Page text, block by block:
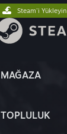
MAĞAZA
TOPLULUK
Steam'i Yükleyin